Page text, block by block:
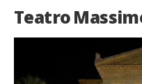
Teatro